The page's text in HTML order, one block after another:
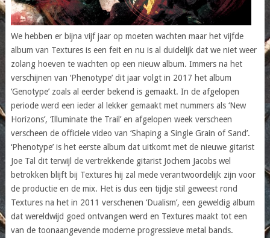
We hebben er bijna vijf jaar op moeten wachten maar het vijfde
album van Textures is een feit en nu is al duidelijk dat we niet weer
zolang hoeven te wachten op een nieuw album. Immers na het
verschijnen van ‘Phenotype’ dit jaar volgt in 2017 het album
‘Genotype’ zoals al eerder bekend is gemaakt. In de afgelopen
periode werd een ieder al lekker gemaakt met nummers als ‘New
Horizons’, ‘Illuminate the Trail’ en afgelopen week verscheen
verscheen de officiele video van ‘Shaping a Single Grain of Sand’.
‘Phenotype’ is het eerste album dat uitkomt met de nieuwe gitarist
Joe Tal dit terwijl de vertrekkende gitarist Jochem Jacobs wel
betrokken blijft bij Textures hij zal mede verantwoordelijk zijn voor
de productie en de mix. Het is dus een tijdje stil geweest rond
Textures na het in 2011 verschenen ‘Dualism’, een geweldig album
dat wereldwijd goed ontvangen werd en Textures maakt tot een
van de toonaangevende moderne progressieve metal bands.